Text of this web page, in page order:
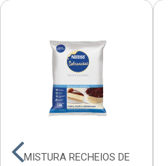
MISTURA RECHEIOS DE